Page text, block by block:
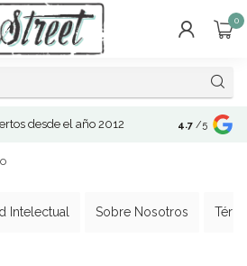
0
desde el año 2012 4.7 /5
Intelectual Sobre Nosotros